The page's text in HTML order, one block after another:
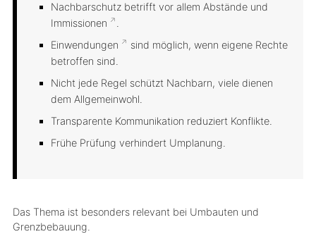
Nachbarschutz betrifft vor allem Abstände und
Immissionen
Einwendungen
sind möglich, wenn eigene Rechte
betroffen sind.
Nicht jede Regel schützt Nachbarn, viele dienen
dem Allgemeinwohl.
Transparente Kommunikation reduziert Konflikte.
Frühe Prüfung verhindert Umplanung.
Das Thema ist besonders relevant bei Umbauten und
Grenzbebauung.